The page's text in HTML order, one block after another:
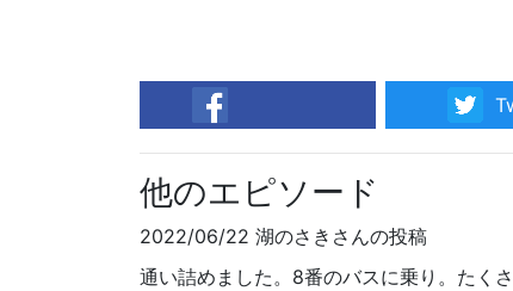
他のエピソード
2022/06/22 湖のさきさんの投稿
通い詰めました。8番のバスに乗り。たく